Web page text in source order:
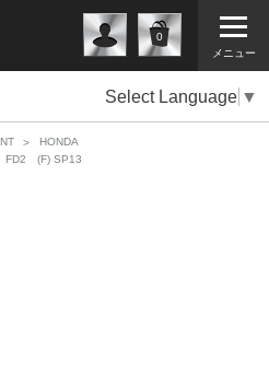
メニュー
0
Select Language ▼
HONDA
FD2 (F) SP13